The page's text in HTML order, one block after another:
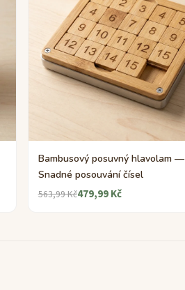
Bambusový posuvný hlavolam —
Snadné posouvání čísel
563,99 Kč479,99 Kč